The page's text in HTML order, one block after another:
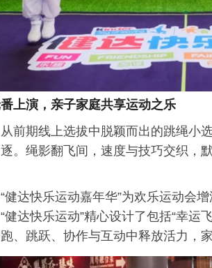
上演，亲子家庭共享运动之乐
前期线上选拔中脱颖而出的跳绳小
。绳影翻飞间，速度与技巧交织，
健达快乐运动嘉年华”为欢乐运动会
健达快乐运动”精心设计了包括“幸运
、跳跃、协作与互动中释放活力，